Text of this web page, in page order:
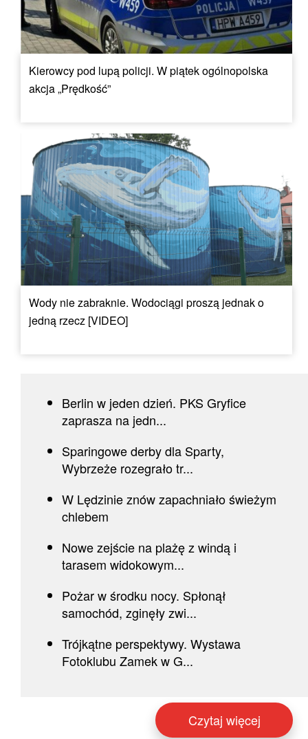
Kierowcy pod lupą policji. W piątek ogólnopolska
akcja „Prędkość”
Wody nie zabraknie. Wodociągi proszą jednak o
jedną rzecz [VIDEO]
Berlin w jeden dzień. PKS Gryfice
zaprasza na jedn...
Sparingowe derby dla Sparty,
Wybrzeże rozegrało tr...
W Lędzinie znów zapachniało świeżym
chlebem
Nowe zejście na plażę z windą i
tarasem widokowym...
Pożar w środku nocy. Spłonął
samochód, zginęły zwi...
Trójkątne perspektywy. Wystawa
Fotoklubu Zamek w G...
Czytaj więcej